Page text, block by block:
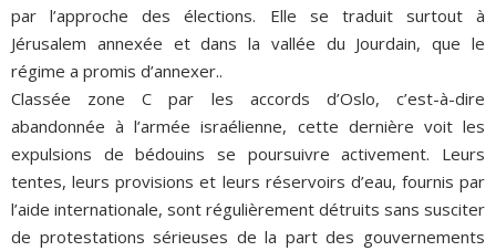
par l’approche des élections. Elle se traduit surtout à
Jérusalem annexée et dans la vallée du Jourdain, que le
régime a promis d’annexer..
Classée zone C par les accords d’Oslo, c’est-à-dire
abandonnée à l’armée israélienne, cette dernière voit les
expulsions de bédouins se poursuivre activement. Leurs
tentes, leurs provisions et leurs réservoirs d’eau, fournis par
l’aide internationale, sont régulièrement détruits sans susciter
de protestations sérieuses de la part des gouvernements